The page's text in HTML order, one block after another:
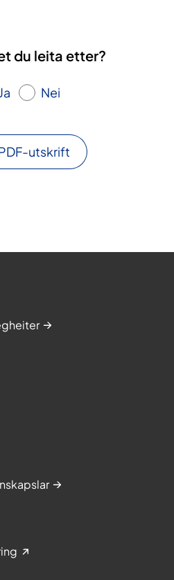
du leita etter?
Ja Nei
utskrift